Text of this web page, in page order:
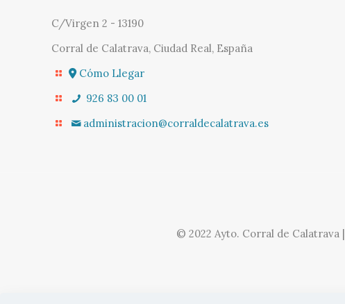
C/Virgen 2 - 13190
Corral de Calatrava, Ciudad Real, España
Cómo Llegar
926 83 00 01
administracion@corraldecalatrava.es
© 2022 Ayto. Corral de Calatrava |